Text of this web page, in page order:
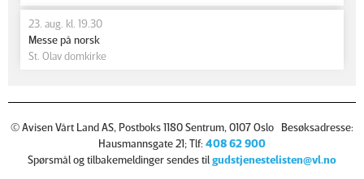
23. aug. kl. 19.30
Messe på norsk
St. Olav domkirke
© Avisen Vårt Land AS, Postboks 1180 Sentrum, 0107 Oslo Besøksadresse:
Hausmannsgate 21; Tlf: 408 62 900
Spørsmål og tilbakemeldinger sendes tilgudstjenestelisten@vl.no